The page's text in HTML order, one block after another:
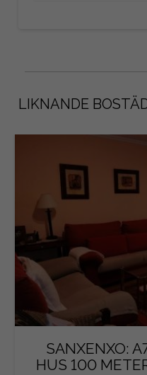
LIKNANDE
SANXENXO:
HUS 100